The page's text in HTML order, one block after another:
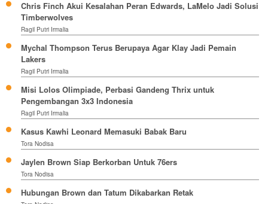
Chris Finch Akui Kesalahan Peran Edwards, LaMelo Jadi Solusi
Timberwolves
Ragil Putri Irmalia
Mychal Thompson Terus Berupaya Agar Klay Jadi Pemain
Lakers
Ragil Putri Irmalia
Misi Lolos Olimpiade, Perbasi Gandeng Thrix untuk
Pengembangan 3x3 Indonesia
Ragil Putri Irmalia
Kasus Kawhi Leonard Memasuki Babak Baru
Tora Nodisa
Jaylen Brown Siap Berkorban Untuk 76ers
Tora Nodisa
Hubungan Brown dan Tatum Dikabarkan Retak